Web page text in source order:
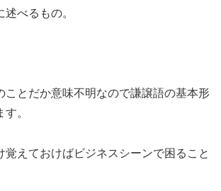
べるもの。
ことだか意味不明なので謙譲語の基本形
。
覚えておけばビジネスシーンで困ること